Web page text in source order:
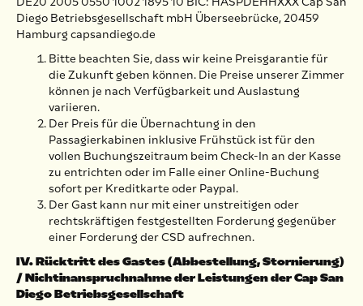
Diego Betriebsgesellschaft mbH Überseebrücke, 20459
Hamburg capsandiego.de
Bitte beachten Sie, dass wir keine Preisgarantie für
die Zukunft geben können. Die Preise unserer Zimmer
können je nach Verfügbarkeit und Auslastung
variieren.
Der Preis für die Übernachtung in den
Passagierkabinen inklusive Frühstück ist für den
vollen Buchungszeitraum beim Check-In an der Kasse
zu entrichten oder im Falle einer Online-Buchung
sofort per Kreditkarte oder Paypal.
Der Gast kann nur mit einer unstreitigen oder
rechtskräftigen festgestellten Forderung gegenüber
einer Forderung der CSD aufrechnen.
IV. Rücktritt des Gastes (Abbestellung, Stornierung)
/ Nichtinanspruchnahme der Leistungen der Cap San
Diego Betriebsgesellschaft